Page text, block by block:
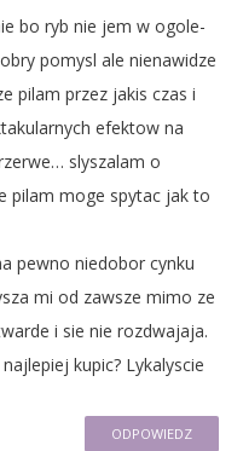
bo ryb nie jem w ogole-
pomysl ale nienawidze
pilam przez jakis czas i
efektow na
slyszalam o
pilam moge spytac jak to
pewno niedobor cynku
mi od zawsze mimo ze
i sie nie rozdwajaja.
kupic? Lykalyscie
ODPOWIEDZ